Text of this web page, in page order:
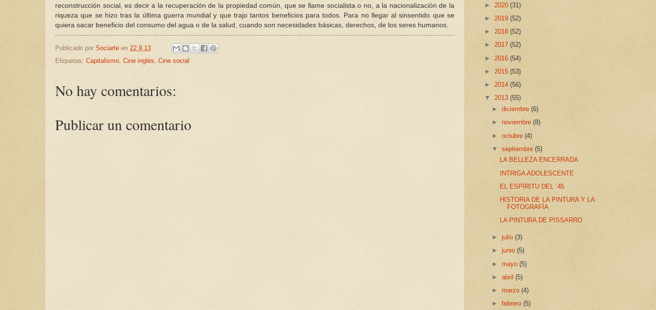
reconstrucción social, es decir a la recuperación de la propiedad común, que se llame socialista o no, a la nacionalización de la
riqueza que se hizo tras la última guerra mundial y que trajo tantos beneficios para todos. Para no llegar al sinsentido que se
quiera sacar beneficio del consumo del agua o de la salud, cuando son necesidades básicas, derechos, de los seres humanos.
Publicado por Sociarte en 22.9.13
Etiquetas: Capitalismo, Cine inglés, Cine social
No hay comentarios:
Publicar un comentario
► 2020 (31)
► 2019 (52)
► 2018 (52)
► 2017 (52)
► 2016 (54)
► 2015 (53)
► 2014 (56)
▼ 2013 (55)
►diciembre(6)
►noviembre(8)
►octubre(4)
▼septiembre(5)
LA BELLEZA ENCERRADA
INTRIGA ADOLESCENTE
EL ESPÍRITU DEL ´45
HISTORIA DE LA PINTURA Y LA
FOTOGRAFÍA
LA PINTURA DE PISSARRO
►julio(3)
►junio(5)
►mayo(5)
►abril(5)
►marzo(4)
►febrero(5)